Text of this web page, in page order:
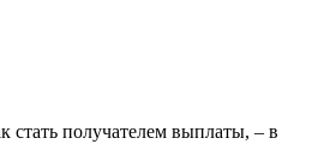
получателем выплаты, – в